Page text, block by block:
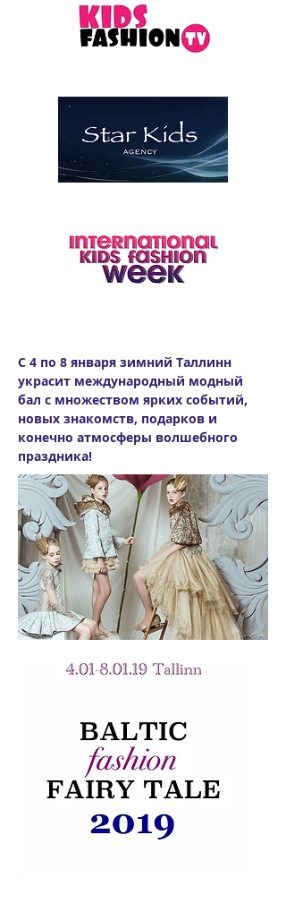
С 4 по 8 января зимний Таллинн
украсит международный модный
бал с множеством ярких событий,
новых знакомств, подарков и
конечно атмосферы волшебного
праздника!